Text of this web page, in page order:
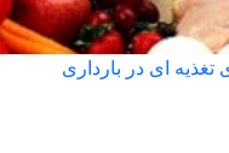
تغذیه ای در بارداری